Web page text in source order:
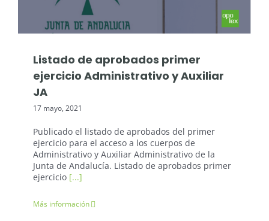
Listado de aprobados primer
ejercicio Administrativo y Auxiliar
JA
17 mayo, 2021
Publicado el listado de aprobados del primer
ejercicio para el acceso a los cuerpos de
Administrativo y Auxiliar Administrativo de la
Junta de Andalucía. Listado de aprobados primer
ejercicio [...]
Más información